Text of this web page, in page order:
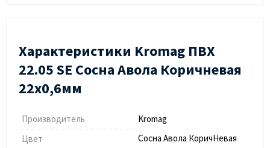
Характеристики Kromag ПВХ
22.05 SЕ Сосна Авола Коричневая
22х0,6мм
Производитель
Kromag
Цвет
Сосна Авола КоричНевая